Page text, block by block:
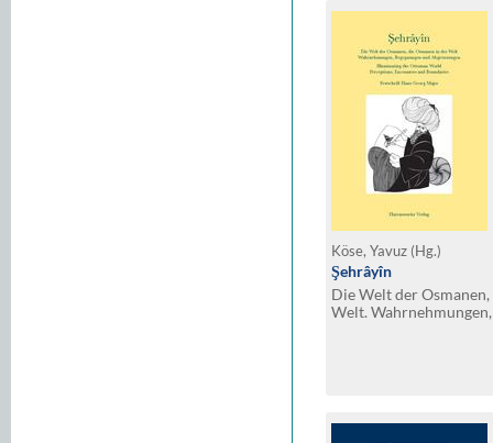
Köse, Yavuz (Hg.)
Şehrâyîn
Die Welt der
Welt.